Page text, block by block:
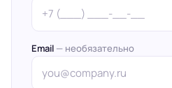
Email — необязательно